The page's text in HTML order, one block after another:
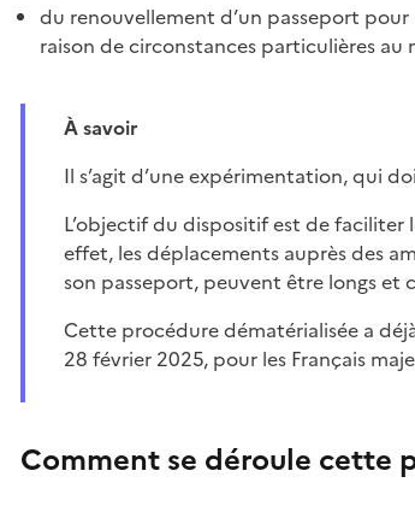
du renouvellement d’un passeport
raison de circonstances particulières
À savoir
Il s’agit d’une expérimentation, qui
L’objectif du dispositif est de faciliter les démarches administratives des Français de l'étranger ; en
effet, les déplacements auprès des
son passeport, peuvent être longs et
Cette procédure dématérialisée a
28 février 2025, pour les Français
Comment se déroule cette